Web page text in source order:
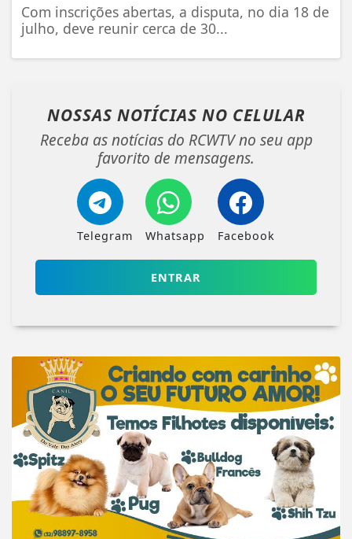
Com inscrições abertas, a disputa, no dia 18 de
julho, deve reunir cerca de 30...
NOSSAS NOTÍCIAS NO CELULAR
Receba as notícias do RCWTV no seu app
favorito de mensagens.
Telegram Whatsapp Facebook
ENTRAR